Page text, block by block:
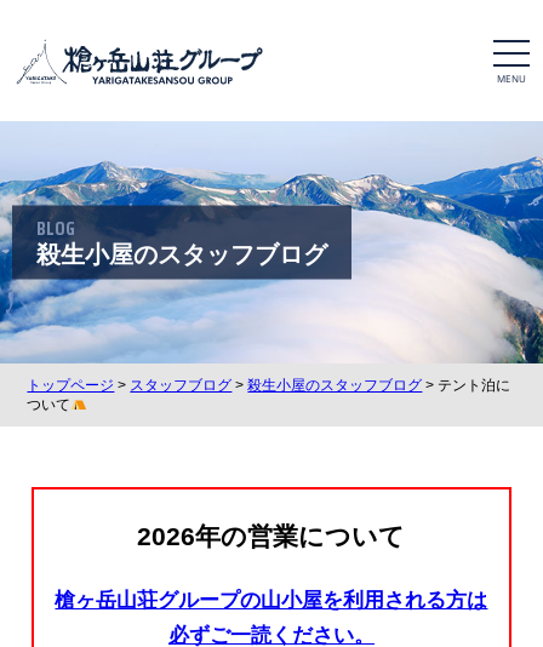
t
o
g
l
n
a
v
g
a
o
n
BLOG
殺生小屋のスタッフブログ
トップページ > スタッフブログ >殺生小屋のスタッフブログ > テント泊に
ついて
2026年の営業について
槍ヶ岳山荘グループの山小屋を利用される方は
必ずご一読ください。